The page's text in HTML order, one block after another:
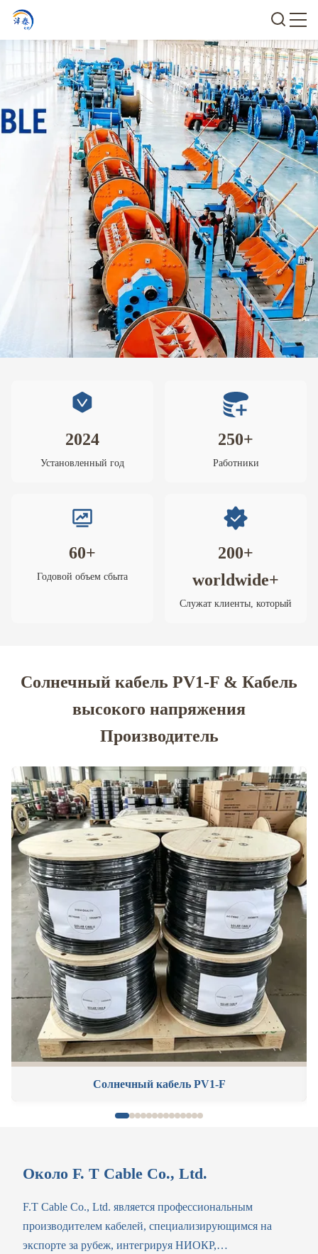
2024
Установленный год
250+
Работники
60+
Годовой объем сбыта
200+
worldwide+
Служат клиенты, который
Солнечный кабель PV1-F & Кабель
высокого напряжения
Производитель
Солнечный кабель PV1-F
Около F. T Cable Co., Ltd.
F.T Cable Co., Ltd. является профессиональным
производителем кабелей, специализирующимся на
экспорте за рубеж, интегрируя НИОКР,